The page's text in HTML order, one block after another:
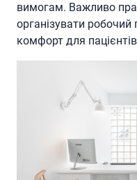
вимогам. Важливо
організувати робочий
комфорт для